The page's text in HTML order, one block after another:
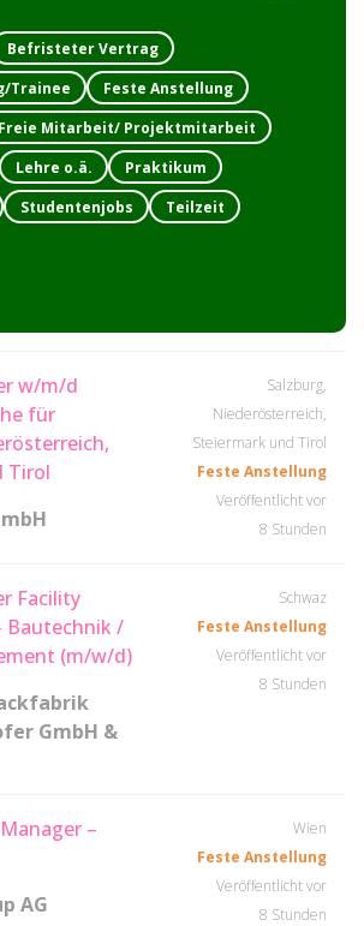
Befristeter Vertrag
Trainee
Feste Anstellung
Freie Mitarbeit/ Projektmitarbeit
Lehre o.ä.
Praktikum
Studentenjobs
Teilzeit
w/m/d
für
Tirol
Salzburg,
Niederösterreich,
Steiermark und Tirol
Feste Anstellung
Veröffentlicht vor
8 Stunden
Facility
Bautechnik /
(m/w/d)
GmbH &
Schwaz
Feste Anstellung
Veröffentlicht vor
8 Stunden
–
AG
Wien
Feste Anstellung
Veröffentlicht vor
8 Stunden